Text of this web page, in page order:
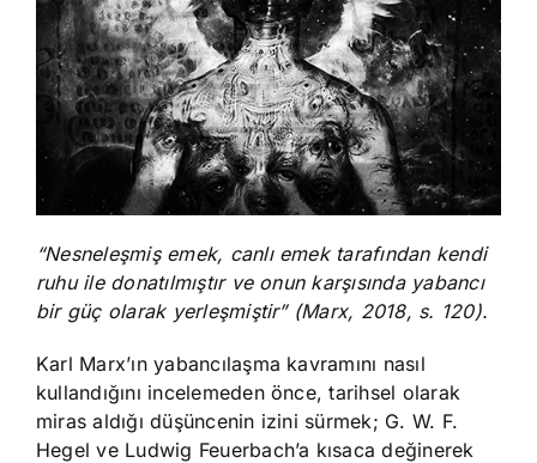
“Nesneleşmiş emek, canlı emek tarafından kendi
ruhu ile donatılmıştır ve onun karşısında yabancı
bir güç olarak yerleşmiştir” (Marx, 2018, s. 120).
Karl Marx’ın yabancılaşma kavramını nasıl
kullandığını incelemeden önce, tarihsel olarak
miras aldığı düşüncenin izini sürmek; G. W. F.
Hegel ve Ludwig Feuerbach’a kısaca değinerek